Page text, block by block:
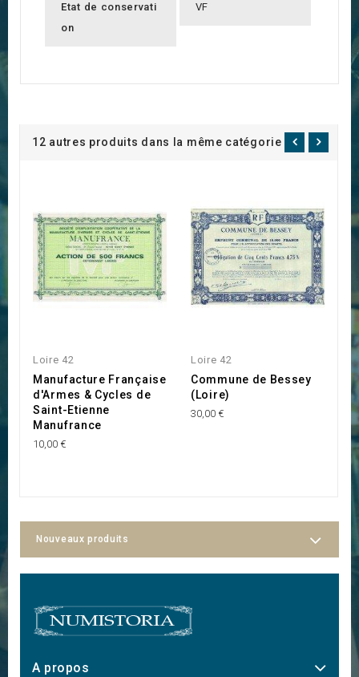
Etat de conservati
on
VF
12 autres produits dans la même catégorie :
Loire 42
Manufacture Française
d'Armes & Cycles de
Saint-Etienne
Manufrance
10,00 €
Loire 42
Commune de Bessey
(Loire)
30,00 €
Nouveaux produits
A propos